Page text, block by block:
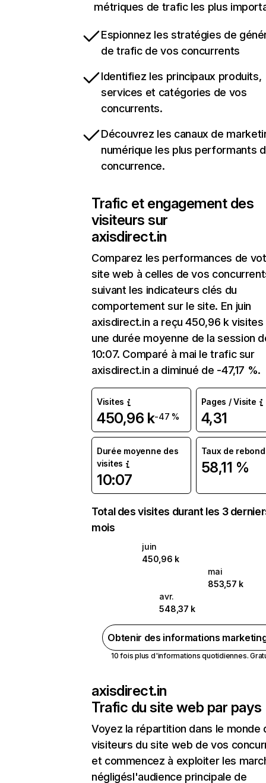
métriques de trafic les plus
Espionnez les stratégies de
de trafic de vos concurrents
Identifiez les principaux produits,
services et catégories de vos
concurrents.
Découvrez les canaux de
numérique les plus performants
concurrence.
Trafic et engagement des
visiteurs sur
axisdirect.in
Comparez les performances de
site web à celles de vos
suivant les indicateurs clés du
comportement sur le site. En juin
axisdirect.in a reçu 450,96 k visites
une durée moyenne de la session
10:07. Comparé à mai le trafic sur
axisdirect.in a diminué de -47,17 %.
Visites
450,96 k-47 %
Pages / Visite
4,31
Durée moyenne des
visites
10:07
Taux de rebond
58,11 %
Total des visites durant les 3
mois
juin
450,96 k
mai
853,57 k
avr.
548,37 k
Obtenir des informations
10 fois plus d'informations quotidiennes.
axisdirect.in
Trafic du site web par pays
Voyez la répartition dans le monde
visiteurs du site web de vos
et commencez à exploiter les
négligésl'audience principale de